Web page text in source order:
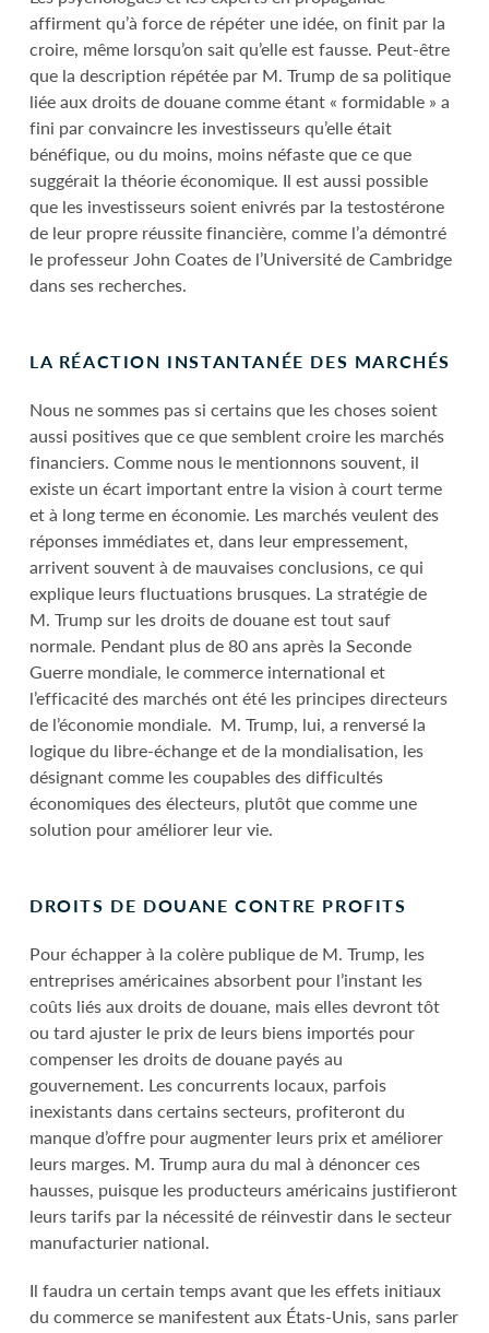
affirment qu’à force de répéter une idée, on finit par la
croire, même lorsqu’on sait qu’elle est fausse. Peut-être
que la description répétée par M. Trump de sa politique
liée aux droits de douane comme étant « formidable » a
fini par convaincre les investisseurs qu’elle était
bénéfique, ou du moins, moins néfaste que ce que
suggérait la théorie économique. Il est aussi possible
que les investisseurs soient enivrés par la testostérone
de leur propre réussite financière, comme l’a démontré
le professeur John Coates de l’Université de Cambridge
dans ses recherches.
LA RÉACTION INSTANTANÉE DES MARCHÉS
Nous ne sommes pas si certains que les choses soient
aussi positives que ce que semblent croire les marchés
financiers. Comme nous le mentionnons souvent, il
existe un écart important entre la vision à court terme
et à long terme en économie. Les marchés veulent des
réponses immédiates et, dans leur empressement,
arrivent souvent à de mauvaises conclusions, ce qui
explique leurs fluctuations brusques. La stratégie de
M. Trump sur les droits de douane est tout sauf
normale. Pendant plus de 80 ans après la Seconde
Guerre mondiale, le commerce international et
l’efficacité des marchés ont été les principes directeurs
de l’économie mondiale. M. Trump, lui, a renversé la
logique du libre-échange et de la mondialisation, les
désignant comme les coupables des difficultés
économiques des électeurs, plutôt que comme une
solution pour améliorer leur vie.
DROITS DE DOUANE CONTRE PROFITS
Pour échapper à la colère publique de M. Trump, les
entreprises américaines absorbent pour l’instant les
coûts liés aux droits de douane, mais elles devront tôt
ou tard ajuster le prix de leurs biens importés pour
compenser les droits de douane payés au
gouvernement. Les concurrents locaux, parfois
inexistants dans certains secteurs, profiteront du
manque d’offre pour augmenter leurs prix et améliorer
leurs marges. M. Trump aura du mal à dénoncer ces
hausses, puisque les producteurs américains justifieront
leurs tarifs par la nécessité de réinvestir dans le secteur
manufacturier national.
Il faudra un certain temps avant que les effets initiaux
du commerce se manifestent aux États-Unis, sans parler